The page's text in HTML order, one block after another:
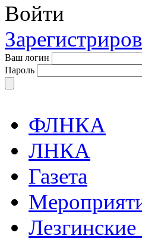
Войти
Ваш логин
Пароль
ФЛНКА
ЛНКА
Газета